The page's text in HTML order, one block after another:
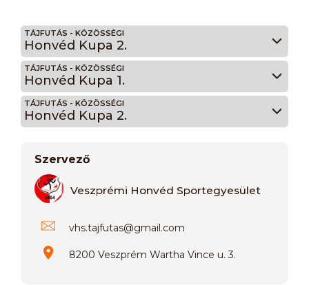
TÁJFUTÁS - KÖZÖSSÉGI
Honvéd Kupa 2.
TÁJFUTÁS - KÖZÖSSÉGI
Honvéd Kupa 1.
TÁJFUTÁS - KÖZÖSSÉGI
Honvéd Kupa 2.
Szervező
Veszprémi Honvéd Sportegyesület
vhs.tajfutas@gmail.com
8200 Veszprém Wartha Vince u. 3.